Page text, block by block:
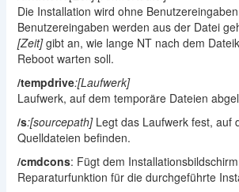
Die Installation wird ohne
Benutzereingaben werden aus der Datei
[Zeit]gibt an, wie lange NT nach dem
Reboot warten soll.
/tempdrive:[Laufwerk]
Laufwerk, auf dem temporäre Dateien
/s:[sourcepath]Legt das Laufwerk fest, auf
Quelldateien befinden.
/cmdcons: Fügt dem
Reparaturfunktion für die durchgeführte